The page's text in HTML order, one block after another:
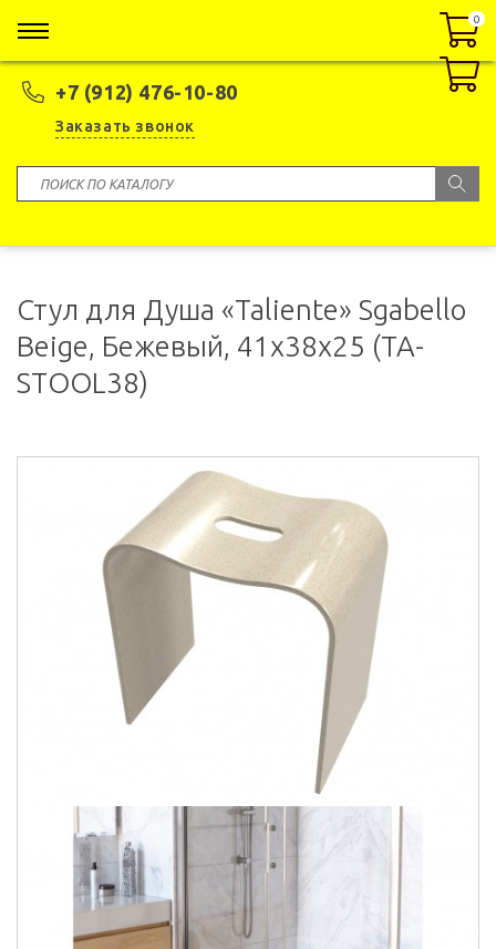
+7 (912) 476-10-80
Заказать звонок
0
0
Стул для Душа «Taliente» Sgabello
Beige, Бежевый, 41х38х25 (TA-
STOOL38)